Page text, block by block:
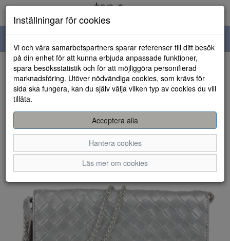
navigation
HEM
Inställningar för cookies
Vi och våra samarbetspartners sparar referenser till ditt besök
på din enhet för att kunna erbjuda anpassade funktioner,
spara besöksstatistik och för att möjliggöra personifierad
marknadsföring. Utöver nödvändiga cookies, som krävs för
sida ska fungera, kan du själv välja vilken typ av cookies du vill
tillåta.
Acceptera alla
Hantera cookies
Läs mer om cookies